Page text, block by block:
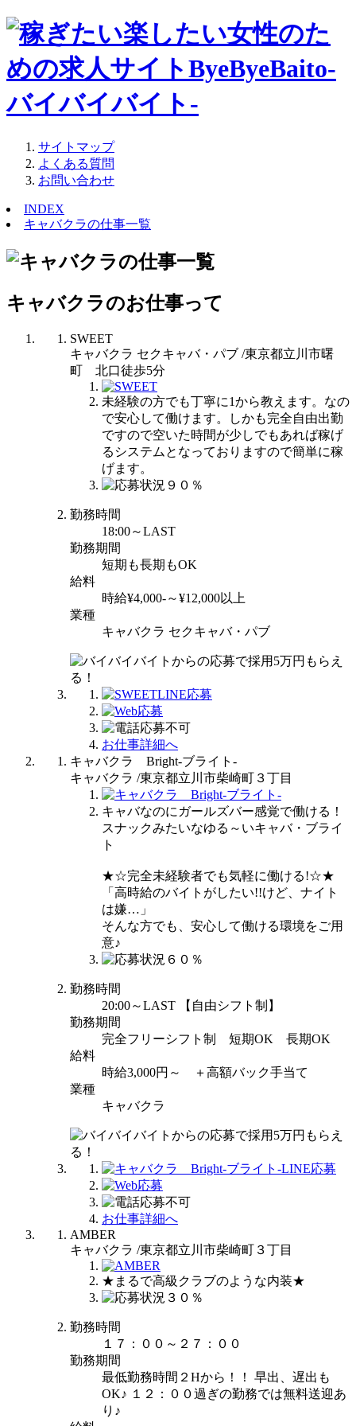
サイトマップ
よくある質問
お問い合わせ
INDEX
キャバクラの仕事一覧
キャバクラのお仕事って
SWEET
キャバクラ セクキャバ・パブ /東京都立川市曙
町 北口徒歩5分
未経験の方でも丁寧に1から教えます。なの
で安心して働けます。しかも完全自由出勤
ですので空いた時間が少しでもあれば稼げ
るシステムとなっておりますので簡単に稼
げます。
勤務時間
18:00～LAST
勤務期間
短期も長期もOK
給料
時給¥4,000-～¥12,000以上
業種
キャバクラ セクキャバ・パブ
お仕事詳細へ
キャバクラ Bright-ブライト-
キャバクラ /東京都立川市柴崎町３丁目
キャバなのにガールズバー感覚で働ける！
スナックみたいなゆる～いキャバ・ブライ
ト
★☆完全未経験者でも気軽に働ける!☆★
「高時給のバイトがしたい!!けど、ナイト
は嫌…」
そんな方でも、安心して働ける環境をご用
意♪
勤務時間
20:00～LAST 【自由シフト制】
勤務期間
完全フリーシフト制 短期OK 長期OK
給料
時給3,000円～ ＋高額バック手当て
業種
キャバクラ
お仕事詳細へ
AMBER
キャバクラ /東京都立川市柴崎町３丁目
★まるで高級クラブのような内装★
勤務時間
１７：００～２７：００
勤務期間
最低勤務時間２Hから！！ 早出、遅出も
OK♪ １２：００過ぎの勤務では無料送迎あ
り♪